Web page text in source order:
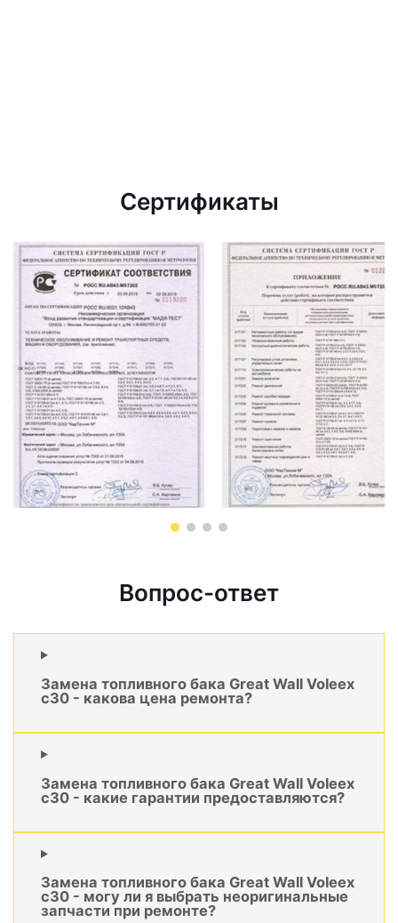
Сертификаты
Вопрос-ответ
Замена топливного бака Great Wall Voleex
c30 - какова цена ремонта?
Замена топливного бака Great Wall Voleex
c30 - какие гарантии предоставляются?
Замена топливного бака Great Wall Voleex
c30 - могу ли я выбрать неоригинальные
запчасти при ремонте?